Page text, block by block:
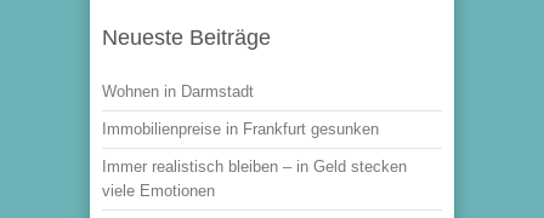
Neueste Beiträge
Wohnen in Darmstadt
Immobilienpreise in Frankfurt gesunken
Immer realistisch bleiben – in Geld stecken
viele Emotionen